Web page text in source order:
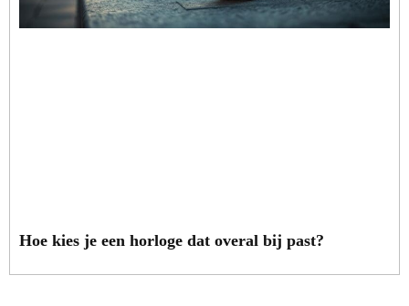
Hoe kies je een horloge dat overal bij past?